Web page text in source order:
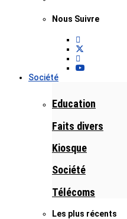
Nous Suivre
Société
Education
Faits divers
Kiosque
Société
Télécoms
Les plus récents